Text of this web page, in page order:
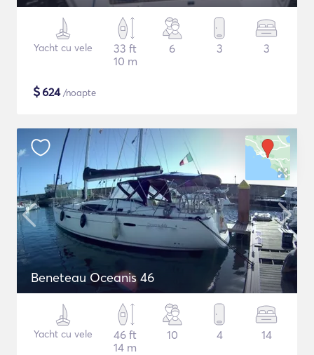
Yacht cu vele
33 ft
10 m
6 3 3
$624/noapte
Beneteau Oceanis 46
Yacht cu vele
46 ft
14 m
10 4 14